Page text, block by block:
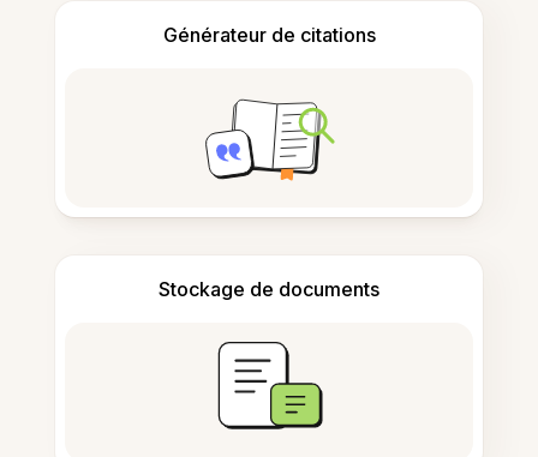
Générateur de citations
Stockage de documents